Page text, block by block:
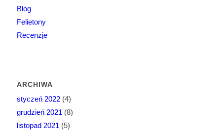
Blog
Felietony
Recenzje
ARCHIWA
styczeń 2022(4)
grudzień 2021 (8)
listopad 2021 (5)